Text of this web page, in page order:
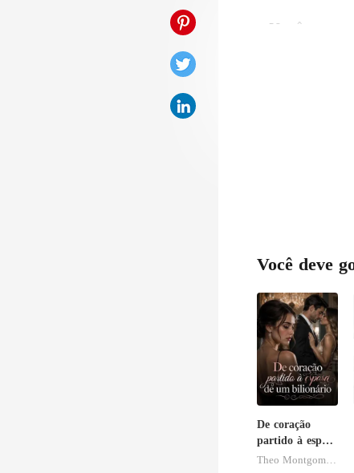
Você deve
De coração
partido à esposa
de um